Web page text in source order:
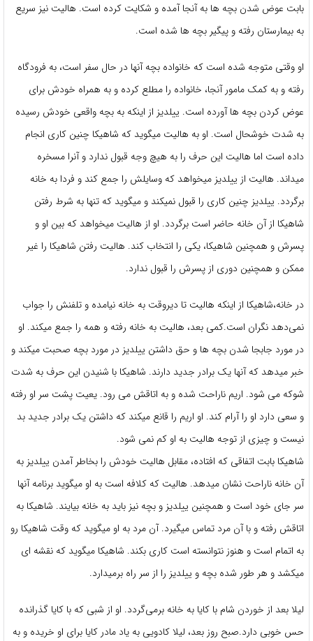
بابت عوض شدن بچه ها به آنجا آمده و شکایت کرده است. هالیت نیز سریع
به بیمارستان رفته و پیگیر بچه ها شده است.
او وقتی متوجه شده است که خانواده بچه آنها در حال سفر است، به فرودگاه
رفته و به کمک مامور آنجا، خانواده را مطلع کرده و به همراه خودش برای
عوض کردن بچه ها آورده است. ییلدیز از اینکه به بچه واقعی خودش رسیده
به شدت خوشحال است. او به هالیت میگوید که شاهیکا چنین کاری انجام
داده است اما هالیت این حرف را به هیچ وجه قبول ندارد و آنرا مسخره
میداند. هالیت از ییلدیز میخواهد که وسایلش را جمع کند و فردا به خانه
برگردد. ییلدیز چنین کاری را قبول نمیکند و میگوید که تنها به شرط رفتن
شاهیکا از آن خانه حاضر است برگردد. او از هالیت میخواهد که بین او و
پسرش و همچنین شاهیکا، یکی را انتخاب کند. هالیت رفتن شاهیکا را غیر
ممکن و همچنین دوری از پسرش را قبول ندارد.
در خانه،شاهیکا از اینکه هالیت تا دیروقت به خانه نیامده و تلفنش را جواب
نمی‌دهد نگران است.کمی بعد، هالیت به خانه رفته و همه را جمع میکند. او
در مورد جابجا شدن بچه ها و حق داشتن ییلدیز در مورد بچه صحبت میکند و
خبر میدهد که آنها یک برادر جدید دارند. شاهیکا با شنیدن این حرف به شدت
شوکه می شود. اریم ناراحت شده و به اتاقش می رود. یعیت پشت سر او رفته
و سعی دارد او را آرام کند. او اریم را قانع میکند که داشتن یک برادر جدید بد
نیست و چیزی از توجه هالیت به او کم نمی شود.
شاهیکا بابت اتفاقی که افتاده، مقابل هالیت خودش را بخاطر آمدن ییلدیز به
آن خانه ناراحت نشان میدهد. هالیت که کلافه است به او میگوید برنامه آنها
سر جای خود است و همچنین ییلدیز و بچه نیز باید به خانه بیایند. شاهیکا به
اتاقش رفته و با آن مرد تماس میگیرد. آن مرد به او میگوید که وقت شاهیکا رو
به اتمام است و هنوز نتوانسته است کاری بکند. شاهیکا میگوید که نقشه ای
میکشد و هر طور شده بچه و ییلدیز را از سر راه برمیدارد.
لیلا بعد از خوردن شام با کایا به خانه برمی‌گردد. او از شبی که با کایا گذرانده
حس خوبی دارد.صبح روز بعد، لیلا کادویی به یاد مادر کایا برای او خریده و به